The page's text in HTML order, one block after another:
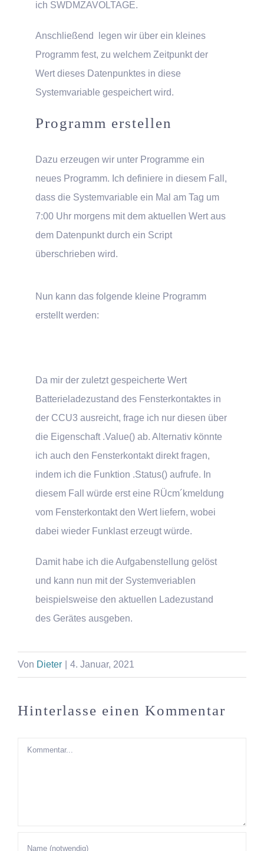
ich SWDMZAVOLTAGE.
Anschließend legen wir über ein kleines
Programm fest, zu welchem Zeitpunkt der
Wert dieses Datenpunktes in diese
Systemvariable gespeichert wird.
Programm erstellen
Dazu erzeugen wir unter Programme ein
neues Programm. Ich definiere in diesem Fall,
dass die Systemvariable ein Mal am Tag um
7:00 Uhr morgens mit dem aktuellen Wert aus
dem Datenpunkt durch ein Script
überschrieben wird.
Nun kann das folgende kleine Programm
erstellt werden:
Da mir der zuletzt gespeicherte Wert
Batterieladezustand des Fensterkontaktes in
der CCU3 ausreicht, frage ich nur diesen über
die Eigenschaft .Value() ab. Alternativ könnte
ich auch den Fensterkontakt direkt fragen,
indem ich die Funktion .Status() aufrufe. In
diesem Fall würde erst eine RÜcm´kmeldung
vom Fensterkontakt den Wert liefern, wobei
dabei wieder Funklast erzeugt würde.
Damit habe ich die Aufgabenstellung gelöst
und kann nun mit der Systemveriablen
beispielsweise den aktuellen Ladezustand
des Gerätes ausgeben.
Von Dieter 4. Januar, 2021
Hinterlasse einen Kommentar
Kommentar